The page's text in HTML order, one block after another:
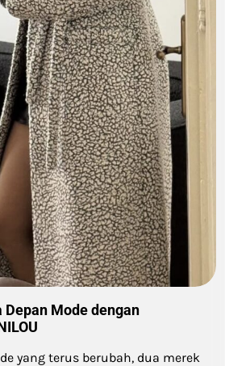
Mode dengan
yang terus berubah, dua merek